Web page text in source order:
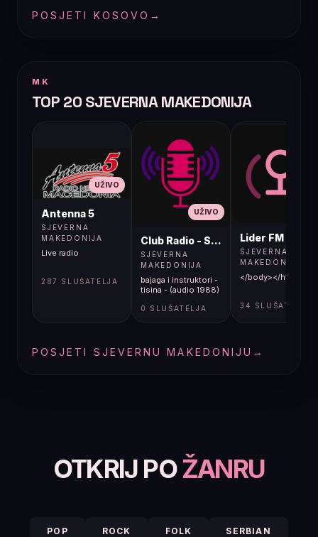
POSJETI KOSOVO →
MK
TOP 20 SJEVERNA MAKEDONIJA
UŽIVO
Antenna 5
SJEVERNA
MAKEDONIJA
Live radio
287 SLUŠATELJA
UŽIVO
Club Radio - Skopje, Mcedonia
SJEVERNA
MAKEDONIJA
bajaga i instruktori -
tisina - (audio 1988)
0 SLUŠATELJA
Lider FM 107,4
SJEVERNA
MAKEDONIJA
</body></html>
34 SLUŠATELJA
POSJETI SJEVERNU MAKEDONIJU →
OTKRIJ POŽANRU
POP ROCK FOLK SERBIAN